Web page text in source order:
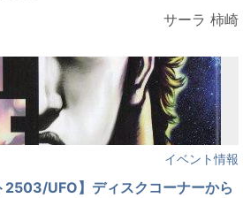
サーラ 柿崎
イベント情報
2503/UFO】ディスクコーナーから